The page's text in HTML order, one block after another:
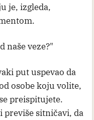
je, izgleda,
naše veze?"
put uspevao da
osobe koju volite,
preispitujete.
previše sitničavi, da